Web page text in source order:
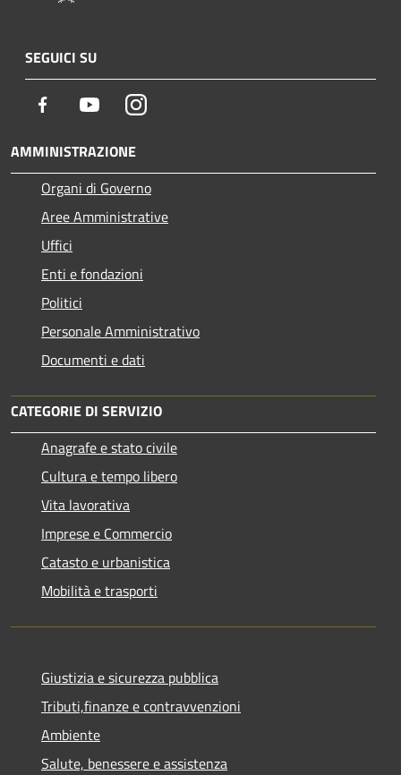
SEGUICI SU
Facebook YoutubeInstagram
AMMINISTRAZIONE
Organi di Governo
Aree Amministrative
Uffici
Enti e fondazioni
Politici
Personale Amministrativo
Documenti e dati
CATEGORIE DI SERVIZIO
Anagrafe e stato civile
Cultura e tempo libero
Vita lavorativa
Imprese e Commercio
Catasto e urbanistica
Mobilità e trasporti
Giustizia e sicurezza pubblica
Tributi,finanze e contravvenzioni
Ambiente
Salute, benessere e assistenza